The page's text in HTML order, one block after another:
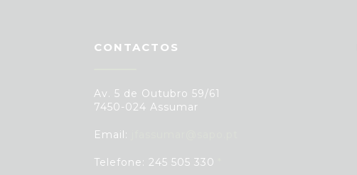
CONTACTOS
Av. 5 de Outubro 59/61
7450-024 Assumar
Email:
Telefone: 245 505 330